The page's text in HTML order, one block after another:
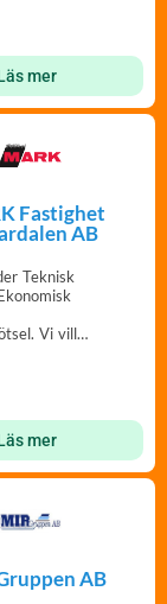
mer
Fastighet
AB
Teknisk
Vi vill
mer
AB